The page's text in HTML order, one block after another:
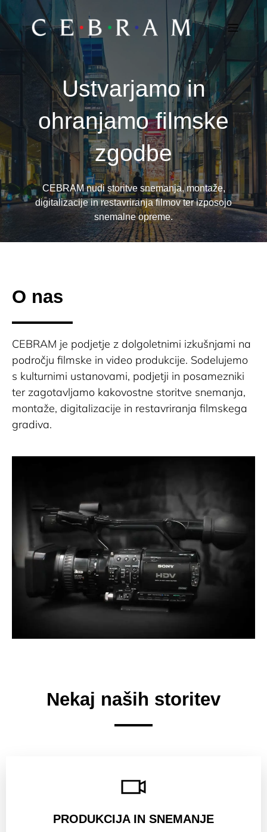
Ustvarjamo in
ohranjamo filmske
zgodbe
CEBRAM nudi storitve snemanja, montaže,
digitalizacije in restavriranja filmov ter izposojo
snemalne opreme.
O nas
CEBRAM je podjetje z dolgoletnimi izkušnjami na
področju filmske in video produkcije. Sodelujemo
s kulturnimi ustanovami, podjetji in posamezniki
ter zagotavljamo kakovostne storitve snemanja,
montaže, digitalizacije in restavriranja filmskega
gradiva.
Nekaj naših storitev
PRODUKCIJA IN SNEMANJE